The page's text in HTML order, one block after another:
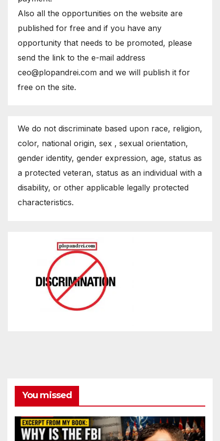
Also all the opportunities on the website are
published for free and if you have any
opportunity that needs to be promoted, please
send the link to the e-mail address
ceo@plopandrei.com and we will publish it for
free on the site.
We do not discriminate based upon race, religion,
color, national origin, sex , sexual orientation,
gender identity, gender expression, age, status as
a protected veteran, status as an individual with a
disability, or other applicable legally protected
characteristics.
You missed